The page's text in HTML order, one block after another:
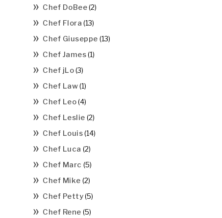
Chef DoBee(2)
Chef Flora (13)
Chef Giuseppe (13)
Chef James(1)
Chef jLo(3)
Chef Law(1)
Chef Leo(4)
Chef Leslie (2)
Chef Louis(14)
Chef Luca (2)
Chef Marc (5)
Chef Mike (2)
Chef Petty(5)
Chef Rene (5)